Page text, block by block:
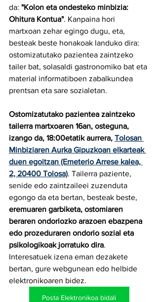
da: "Kolon eta ondesteko minbizia:
Ohitura Kontua". Kanpaina hori
martxoan zehar egingo dugu, eta,
besteak beste honakoak landuko dira:
ostomizatutako pazientea zaintzeko
tailer bat, solasaldi gastronomiko bat eta
material informatiboen zabalkundea
prentsan eta sare sozialetan.
Ostomizatutako pazientea zaintzeko
tailerra martxoaren 16an, osteguna,
izango da, 18:00etatik aurrera, Tolosan
Minbiziaren Aurka Gipuzkoan elkarteak
duen egoitzan (Emeterio Arrese kalea,
2, 20400 Tolosa). Tailerra paziente,
senide edo zaintzaileei zuzenduta
egongo da eta bertan, besteak beste,
eremuaren garbiketa, ostomiaren
beraren ondoriozko arazoen ebazpena
edo prozeduraren ondorio sozial eta
psikologikoak jorratuko dira.
Interesatuek izena eman dezakete
bertan, gure webgunean edo helbide
elektronikoaren bidez.
Posta Elektronikoa bidali